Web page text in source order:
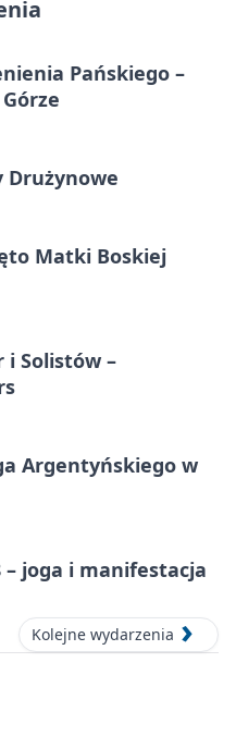
Pańskiego –
Drużynowe
Matki Boskiej
i Solistów –
Argentyńskiego w
– joga i manifestacja
Kolejne wydarzenia